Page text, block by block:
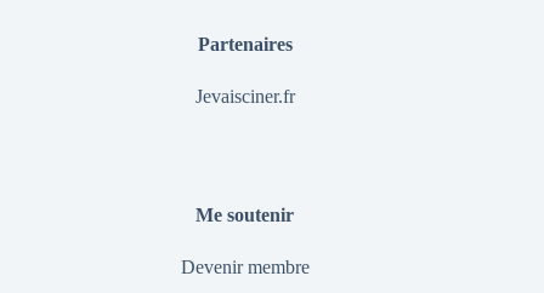
Partenaires
Jevaisciner.fr
Me soutenir
Devenir membre